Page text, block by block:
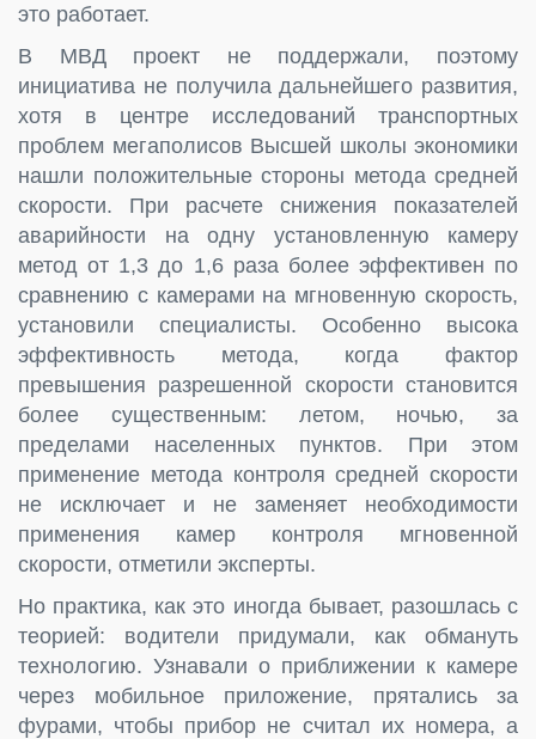
это работает.
В МВД проект не поддержали, поэтому
инициатива не получила дальнейшего развития,
хотя в центре исследований транспортных
проблем мегаполисов Высшей школы экономики
нашли положительные стороны метода средней
скорости. При расчете снижения показателей
аварийности на одну установленную камеру
метод от 1,3 до 1,6 раза более эффективен по
сравнению с камерами на мгновенную скорость,
установили специалисты. Особенно высока
эффективность метода, когда фактор
превышения разрешенной скорости становится
более существенным: летом, ночью, за
пределами населенных пунктов. При этом
применение метода контроля средней скорости
не исключает и не заменяет необходимости
применения камер контроля мгновенной
скорости, отметили эксперты.
Но практика, как это иногда бывает, разошлась с
теорией: водители придумали, как обмануть
технологию. Узнавали о приближении к камере
через мобильное приложение, прятались за
фурами, чтобы прибор не считал их номера, а